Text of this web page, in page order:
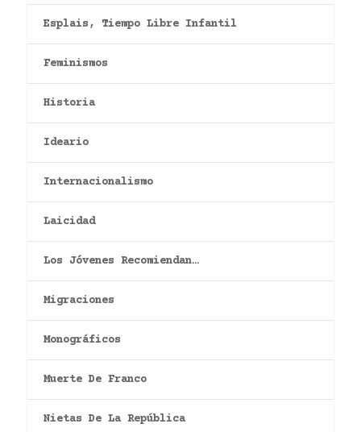
Esplais, Tiempo Libre Infantil
Feminismos
Historia
Ideario
Internacionalismo
Laicidad
Los Jóvenes Recomiendan…
Migraciones
Monográficos
Muerte De Franco
Nietas De La República